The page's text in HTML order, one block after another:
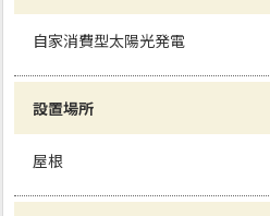
自家消費型太陽光発電
設置場所
屋根